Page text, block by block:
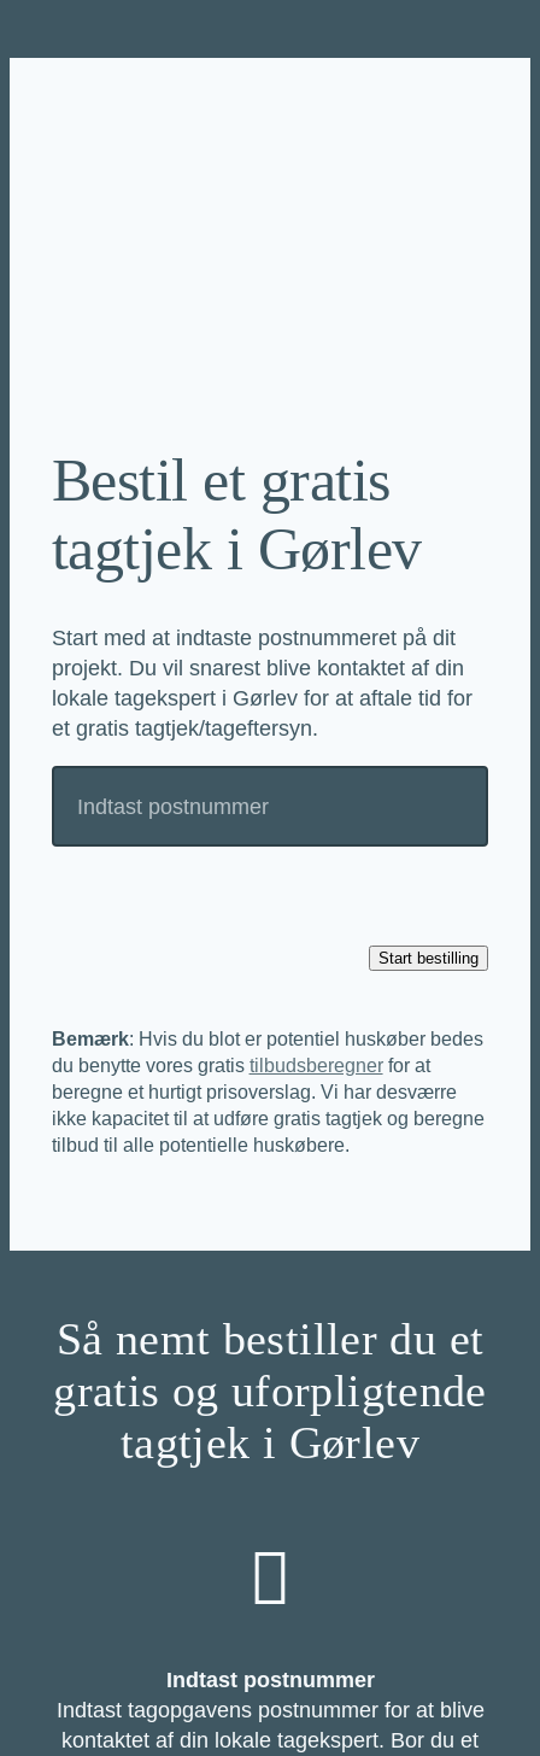
til
Bestil et gratis
tagtjek i Gørlev
Start med at indtaste postnummeret på dit
projekt. Du vil snarest blive kontaktet af din
lokale tagekspert i Gørlev for at aftale tid for
et gratis tagtjek/tageftersyn.
Bemærk: Hvis du blot er potentiel huskøber bedes
du benytte vores gratis tilbudsberegnerfor at
beregne et hurtigt prisoverslag. Vi har desværre
ikke kapacitet til at udføre gratis tagtjek og beregne
tilbud til alle potentielle huskøbere.
Så nemt bestiller du et
gratis og uforpligtende
tagtjek i Gørlev
Indtast postnummer
Indtast tagopgavens postnummer for at blive
kontaktet af din lokale tagekspert. Bor du et